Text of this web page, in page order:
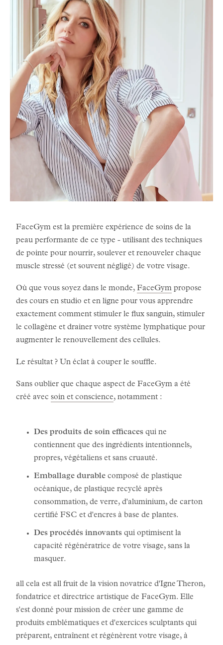
FaceGym est la première expérience de soins de la
peau performante de ce type - utilisant des techniques
de pointe pour nourrir, soulever et renouveler chaque
muscle stressé (et souvent négligé) de votre visage.
Où que vous soyez dans le monde, FaceGym propose
des cours en studio et en ligne pour vous apprendre
exactement comment stimuler le flux sanguin, stimuler
le collagène et drainer votre système lymphatique pour
augmenter le renouvellement des cellules.
Le résultat ? Un éclat à couper le souffle.
Sans oublier que chaque aspect de FaceGym a été
créé avec soin et conscience, notamment :
Des produits de soin efficaces qui ne
contiennent que des ingrédients intentionnels,
propres, végétaliens et sans cruauté.
Emballage durable composé de plastique
océanique, de plastique recyclé après
consommation, de verre, d'aluminium, de carton
certifié FSC et d'encres à base de plantes.
Des procédés innovants qui optimisent la
capacité régénératrice de votre visage, sans la
masquer.
all cela est all fruit de la vision novatrice d'Igne Theron,
fondatrice et directrice artistique de FaceGym. Elle
s'est donné pour mission de créer une gamme de
produits emblématiques et d'exercices sculptants qui
préparent, entraînent et régénèrent votre visage, à